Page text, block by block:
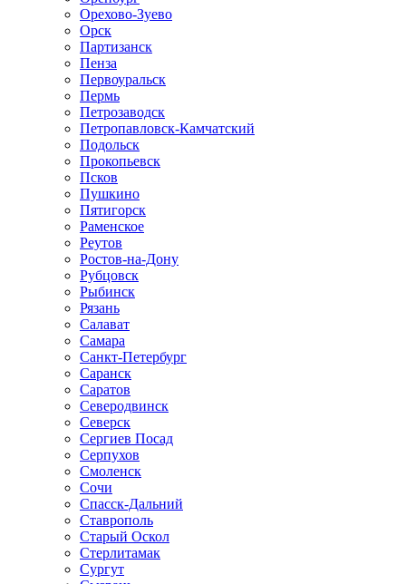
Орехово-Зуево
Орск
Партизанск
Пенза
Первоуральск
Пермь
Петрозаводск
Петропавловск-Камчатский
Подольск
Прокопьевск
Псков
Пушкино
Пятигорск
Раменское
Реутов
Ростов-на-Дону
Рубцовск
Рыбинск
Рязань
Салават
Самара
Санкт-Петербург
Саранск
Саратов
Северодвинск
Северск
Сергиев Посад
Серпухов
Смоленск
Сочи
Спасск-Дальний
Ставрополь
Старый Оскол
Стерлитамак
Сургут